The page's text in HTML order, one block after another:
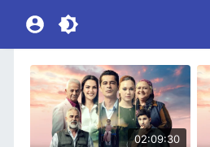
02:09:30